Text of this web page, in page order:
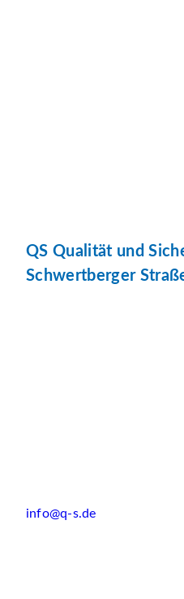
QS Qualität und
Schwertberger
info@q-s.de